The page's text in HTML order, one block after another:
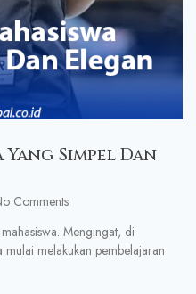
Simpel Dan
Comments
Mengingat, di
mulai melakukan pembelajaran